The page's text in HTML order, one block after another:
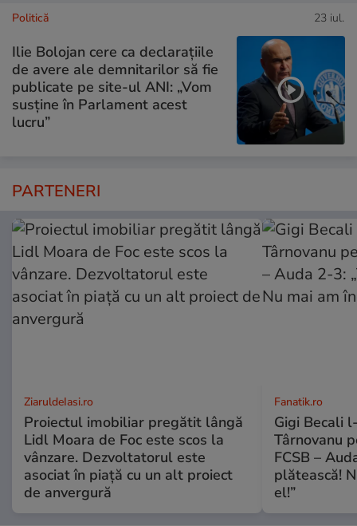
Politică 23 iul.
Ilie Bolojan cere ca declarațiile
de avere ale demnitarilor să fie
publicate pe site-ul ANI: „Vom
susține în Parlament acest
lucru”
PARTENERI
ZiaruldeIasi.ro
Proiectul imobiliar pregătit lângă
Lidl Moara de Foc este scos la
vânzare. Dezvoltatorul este
asociat în piață cu un alt proiect
de anvergură
Fanatik.ro
Gigi Becali
Târnovanu
FCSB –
plătească!
el!”